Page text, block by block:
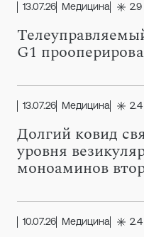
13.07.26 Медицина 2.9
G1
13.07.26 Медицина 2.4
Долгий ковид
уровня
моноаминов
10.07.26 Медицина 2.4